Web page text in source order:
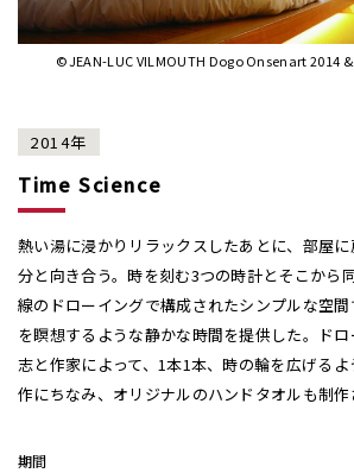
©JEAN-LUC VILMOUTH Dogo Onsenart 2014
2014年
Time Science
熱い湯に浸かりリラックスしたあとに、部屋
分と向き合う。時を刻む3つの時計とそこから
線のドローイングで構成されたシンプルな空
を瞑想するような静かな時間を提供した。ド
志と作家によって、1本1本、時の輪を広げる
作にちなみ、オリジナルのハンドタオルも制作
期間